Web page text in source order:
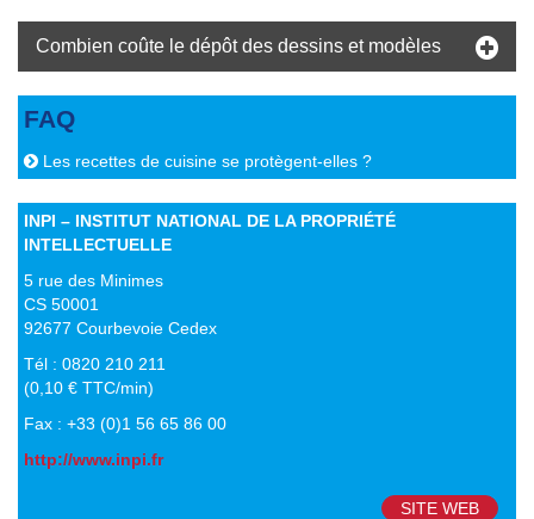
Combien coûte le dépôt des dessins et modèles
FAQ
Les recettes de cuisine se protègent-elles ?
INPI – INSTITUT NATIONAL DE LA PROPRIÉTÉ
INTELLECTUELLE
5 rue des Minimes
CS 50001
92677 Courbevoie Cedex
Tél : 0820 210 211
(0,10 € TTC/min)
Fax : +33 (0)1 56 65 86 00
http://www.inpi.fr
SITE WEB